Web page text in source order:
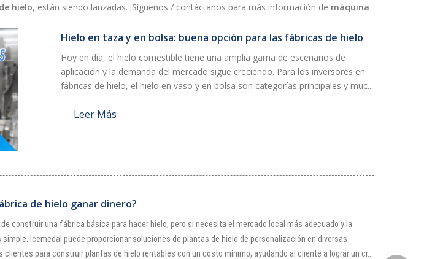
hielo, están siendo lanzadas. ¡Síguenos / contáctanos para más información de máquina
Hielo en taza y en bolsa: buena opción para las fábricas de hielo
Hoy en día, el hielo comestible tiene una amplia gama de escenarios de
aplicación y la demanda del mercado sigue creciendo. Para los inversores en
fábricas de hielo, el hielo en vaso y en bolsa son categorías principales y muc...
Leer Más
de hielo ganar dinero?
construir una fábrica básica para hacer hielo, pero si necesita el mercado local más adecuado y la
Icemedal puede proporcionar soluciones de plantas de hielo de personalización en diversas
para construir plantas de hielo rentables con un costo mínimo, ayudando al cliente a lograr un cr...